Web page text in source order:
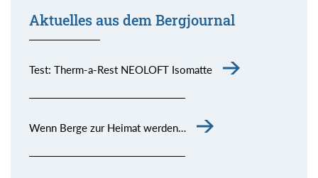
Aktuelles aus dem Bergjournal
Test: Therm-a-Rest NEOLOFT Isomatte
Wenn Berge zur Heimat werden…